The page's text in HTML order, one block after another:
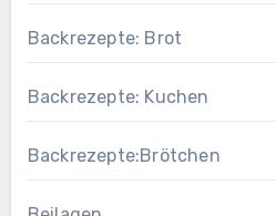
Backrezepte: Brot
Backrezepte: Kuchen
Backrezepte:Brötchen